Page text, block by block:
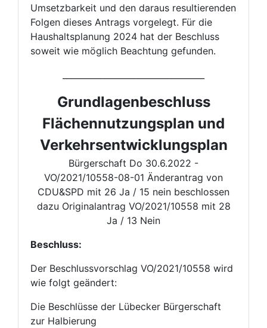
Umsetzbarkeit und den daraus resultierenden
Folgen dieses Antrags vorgelegt. Für die
Haushaltsplanung 2024 hat der Beschluss
soweit wie möglich Beachtung gefunden.
Grundlagenbeschluss
Flächennutzungsplan und
Verkehrsentwicklungsplan
Bürgerschaft Do 30.6.2022 -
VO/2021/10558-08-01 Änderantrag von
CDU&SPD mit 26 Ja / 15 nein beschlossen
dazu Originalantrag VO/2021/10558 mit 28
Ja / 13 Nein
Beschluss:
Der Beschlussvorschlag VO/2021/10558 wird
wie folgt geändert:
Die Beschlüsse der Lübecker Bürgerschaft
zur Halbierung